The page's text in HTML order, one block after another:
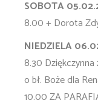
SOBOTA
8.00 + Dorota
NIEDZIELA
8.30
o bł. Boże dla
10.00 ZA